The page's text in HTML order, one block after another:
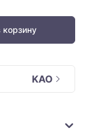
корзину
KAO